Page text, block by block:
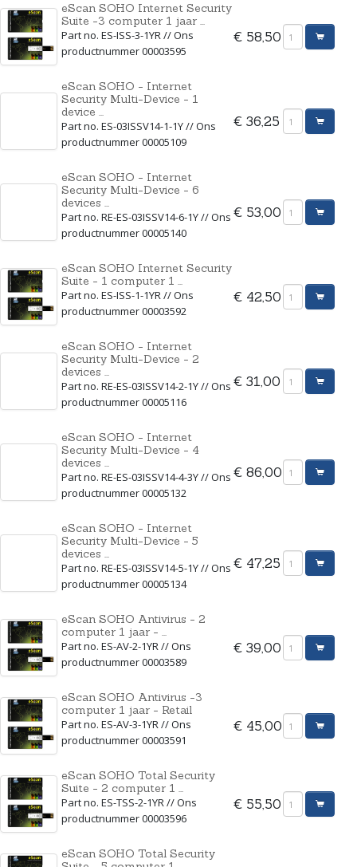
eScan SOHO Internet Security
Suite -3 computer 1 jaar ...
Part no. ES-ISS-3-1YR // Ons
productnummer 00003595
€ 58,50
eScan SOHO - Internet
Security Multi-Device - 1
device ...
Part no. ES-03ISSV14-1-1Y // Ons
productnummer 00005109
€ 36,25
eScan SOHO - Internet
Security Multi-Device - 6
devices ...
Part no. RE-ES-03ISSV14-6-1Y // Ons
productnummer 00005140
€ 53,00
eScan SOHO Internet Security
Suite - 1 computer 1 ...
Part no. ES-ISS-1-1YR // Ons
productnummer 00003592
€ 42,50
eScan SOHO - Internet
Security Multi-Device - 2
devices ...
Part no. RE-ES-03ISSV14-2-1Y // Ons
productnummer 00005116
€ 31,00
eScan SOHO - Internet
Security Multi-Device - 4
devices ...
Part no. RE-ES-03ISSV14-4-3Y // Ons
productnummer 00005132
€ 86,00
eScan SOHO - Internet
Security Multi-Device - 5
devices ...
Part no. RE-ES-03ISSV14-5-1Y // Ons
productnummer 00005134
€ 47,25
eScan SOHO Antivirus - 2
computer 1 jaar - ...
Part no. ES-AV-2-1YR // Ons
productnummer 00003589
€ 39,00
eScan SOHO Antivirus -3
computer 1 jaar - Retail
Part no. ES-AV-3-1YR // Ons
productnummer 00003591
€ 45,00
eScan SOHO Total Security
Suite - 2 computer 1 ...
Part no. ES-TSS-2-1YR // Ons
productnummer 00003596
€ 55,50
eScan SOHO Total Security